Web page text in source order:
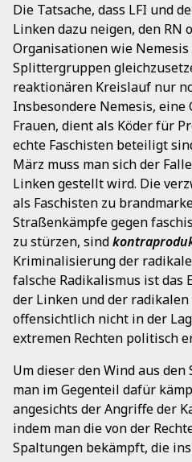
Die Tatsache, dass LFI und
Linken dazu neigen, den RN
Organisationen wie
Splittergruppen
reaktionären Kreislauf nur
Insbesondere Nemesis,
Frauen, dient als Köder für
echte Faschisten beteiligt
März muss man sich der
Linken gestellt wird. Die
als Faschisten zu
Straßenkämpfe gegen
zu stürzen, sind
Kriminalisierung der
falsche Radikalismus ist das
der Linken und der
offensichtlich nicht in der
extremen Rechten politisch
Um dieser den Wind aus den
man im Gegenteil dafür
angesichts der Angriffe der
indem man die von der
Spaltungen bekämpft, die